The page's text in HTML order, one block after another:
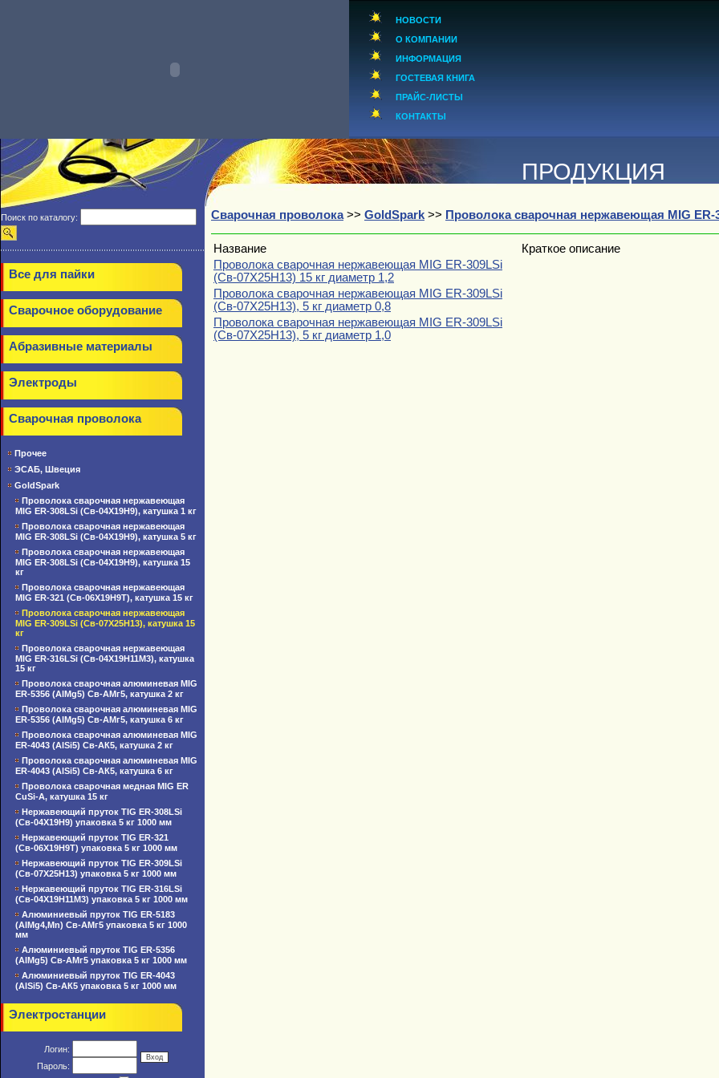
НОВОСТИ
О КОМПАНИИ
ИНФОРМАЦИЯ
ГОСТЕВАЯ КНИГА
ПРАЙС-ЛИСТЫ
КОНТАКТЫ
ПРОДУКЦИЯ
Поиск по каталогу:
Все для пайки
Сварочное оборудование
Абразивные материалы
Электроды
Сварочная проволока
Прочее
ЭСАБ, Швеция
GoldSpark
Проволока сварочная нержавеющая
MIG ER-308LSi (Св-04Х19Н9), катушка 1 кг
Проволока сварочная нержавеющая
MIG ER-308LSi (Св-04Х19Н9), катушка 5 кг
Проволока сварочная нержавеющая
MIG ER-308LSi (Св-04Х19Н9), катушка 15
кг
Проволока сварочная нержавеющая
MIG ER-321 (Св-06Х19Н9Т), катушка 15 кг
Проволока сварочная нержавеющая
MIG ER-309LSi (Св-07Х25Н13), катушка 15
кг
Проволока сварочная нержавеющая
MIG ER-316LSi (Св-04Х19Н11М3), катушка
15 кг
Проволока сварочная алюминевая MIG
ER-5356 (AlMg5) Св-АМг5, катушка 2 кг
Проволока сварочная алюминевая MIG
ER-5356 (AlMg5) Св-АМг5, катушка 6 кг
Проволока сварочная алюминевая MIG
ER-4043 (AlSi5) Св-АК5, катушка 2 кг
Проволока сварочная алюминевая MIG
ER-4043 (AlSi5) Св-АК5, катушка 6 кг
Проволока сварочная медная MIG ER
CuSi-A, катушка 15 кг
Нержавеющий пруток TIG ER-308LSi
(Св-04Х19Н9) упаковка 5 кг 1000 мм
Нержавеющий пруток TIG ER-321
(Св-06Х19Н9Т) упаковка 5 кг 1000 мм
Нержавеющий пруток TIG ER-309LSi
(Св-07Х25Н13) упаковка 5 кг 1000 мм
Нержавеющий пруток TIG ER-316LSi
(Св-04Х19Н11М3) упаковка 5 кг 1000 мм
Алюминиевый пруток TIG ER-5183
(AlMg4,Mn) Св-АМг5 упаковка 5 кг 1000
мм
Алюминиевый пруток TIG ER-5356
(AlMg5) Св-АМг5 упаковка 5 кг 1000 мм
Алюминиевый пруток TIG ER-4043
(AlSi5) Св-АК5 упаковка 5 кг 1000 мм
Электростанции
Логин:
Пароль:
Сварочная проволока>> GoldSpark >> Проволока сварочная нержавеющая MIG ER-
Название Краткое описание
Проволока сварочная нержавеющая MIG ER-309LSi
(Св-07Х25Н13) 15 кг диаметр 1,2
Проволока сварочная нержавеющая MIG ER-309LSi
(Св-07Х25Н13), 5 кг диаметр 0,8
Проволока сварочная нержавеющая MIG ER-309LSi
(Св-07Х25Н13), 5 кг диаметр 1,0